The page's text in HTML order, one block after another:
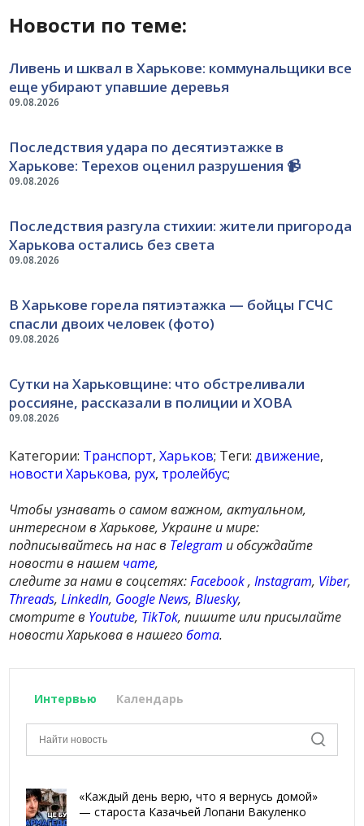
Новости по теме:
09.08.2026
Ливень и шквал в Харькове: коммунальщики все
еще убирают упавшие деревья
09.08.2026
Последствия удара по десятиэтажке в
Харькове: Терехов оценил разрушения 📹
09.08.2026
Последствия разгула стихии: жители пригорода
Харькова остались без света
09.08.2026
В Харькове горела пятиэтажка — бойцы ГСЧС
спасли двоих человек (фото)
09.08.2026
Сутки на Харьковщине: что обстреливали
россияне, рассказали в полиции и ХОВА
Категории: Транспорт,Харьков; Теги:движение,
новости Харькова, рух, тролейбус;
Чтобы узнавать о самом важном, актуальном,
интересном в Харькове, Украине и мире:
подписывайтесь на нас в Telegram и обсуждайте
новости в нашем чате,
следите за нами в соцсетях:Facebook,Instagram, Viber,
Threads,LinkedIn, Google News,Bluesky,
смотрите в Youtube, TikTok, пишите или присылайте
новости Харькова в нашегобота.
Интервью Календарь
«Каждый день верю, что я вернусь домой»
— староста Казачьей Лопани Вакуленко